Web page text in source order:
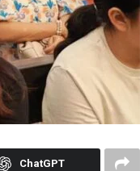
ChatGPT